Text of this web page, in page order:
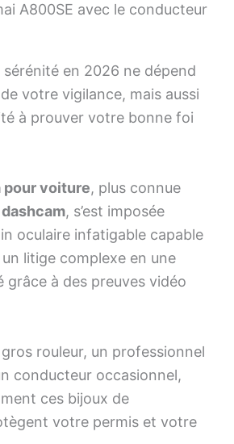
en 2026 ne dépend
votre vigilance, mais aussi
à prouver votre bonne foi
pour voiture, plus connue
dashcam, s’est imposée
oculaire infatigable capable
litige complexe en une
grâce à des preuves vidéo
rouleur, un professionnel
conducteur occasionnel,
ces bijoux de
votre permis et votre